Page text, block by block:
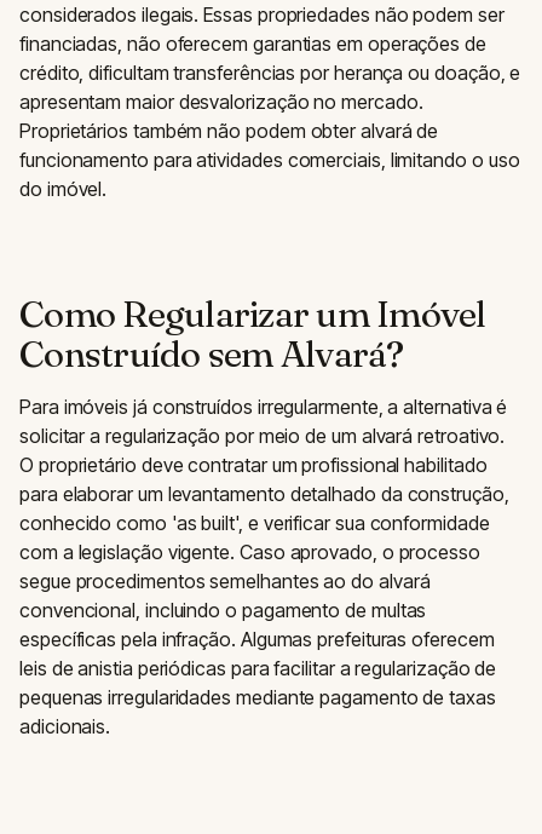
considerados ilegais. Essas propriedades não podem ser
financiadas, não oferecem garantias em operações de
crédito, dificultam transferências por herança ou doação, e
apresentam maior desvalorização no mercado.
Proprietários também não podem obter alvará de
funcionamento para atividades comerciais, limitando o uso
do imóvel.
Como Regularizar um Imóvel
Construído sem Alvará?
Para imóveis já construídos irregularmente, a alternativa é
solicitar a regularização por meio de um alvará retroativo.
O proprietário deve contratar um profissional habilitado
para elaborar um levantamento detalhado da construção,
conhecido como 'as built', e verificar sua conformidade
com a legislação vigente. Caso aprovado, o processo
segue procedimentos semelhantes ao do alvará
convencional, incluindo o pagamento de multas
específicas pela infração. Algumas prefeituras oferecem
leis de anistia periódicas para facilitar a regularização de
pequenas irregularidades mediante pagamento de taxas
adicionais.